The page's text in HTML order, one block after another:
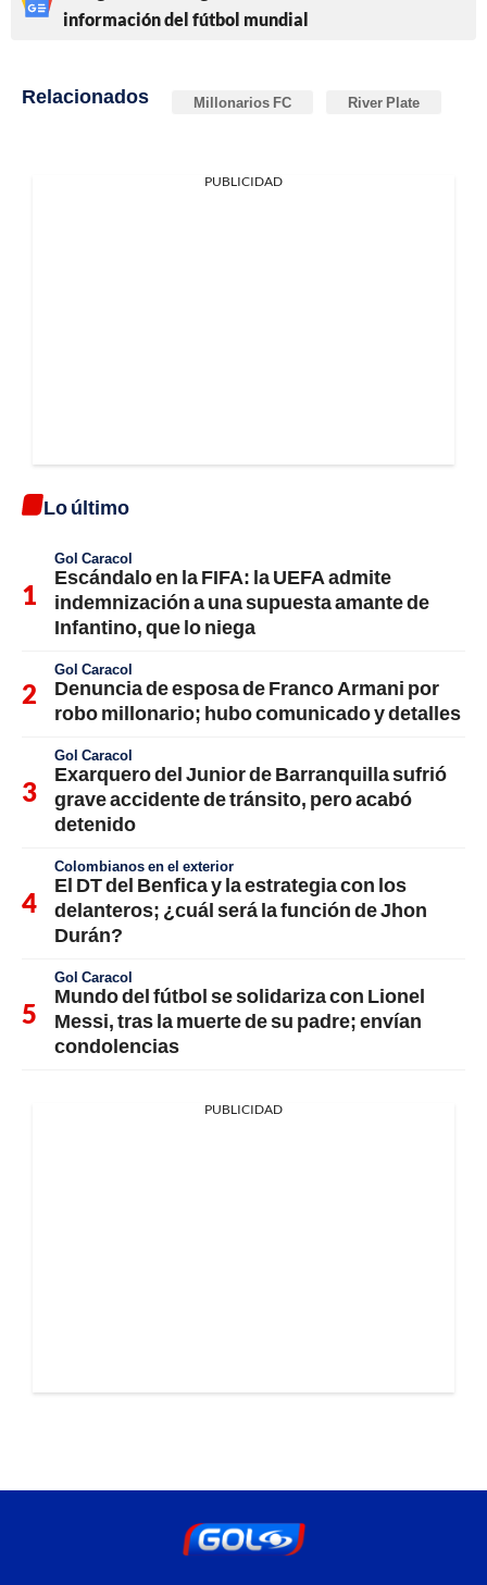
información del fútbol mundial
Relacionados Millonarios FC River Plate
PUBLICIDAD
Lo último
Gol Caracol
Escándalo en la FIFA: la UEFA admite
indemnización a una supuesta amante de
Infantino, que lo niega
Gol Caracol
Denuncia de esposa de Franco Armani por
robo millonario; hubo comunicado y detalles
Gol Caracol
Exarquero del Junior de Barranquilla sufrió
grave accidente de tránsito, pero acabó
detenido
Colombianos en el exterior
El DT del Benfica y la estrategia con los
delanteros; ¿cuál será la función de Jhon
Durán?
Gol Caracol
Mundo del fútbol se solidariza con Lionel
Messi, tras la muerte de su padre; envían
condolencias
PUBLICIDAD